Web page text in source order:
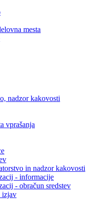
mesta
nadzor kakovosti
vprašanja
in nadzor kakovosti
- informacije
- obračun sredstev
izjav